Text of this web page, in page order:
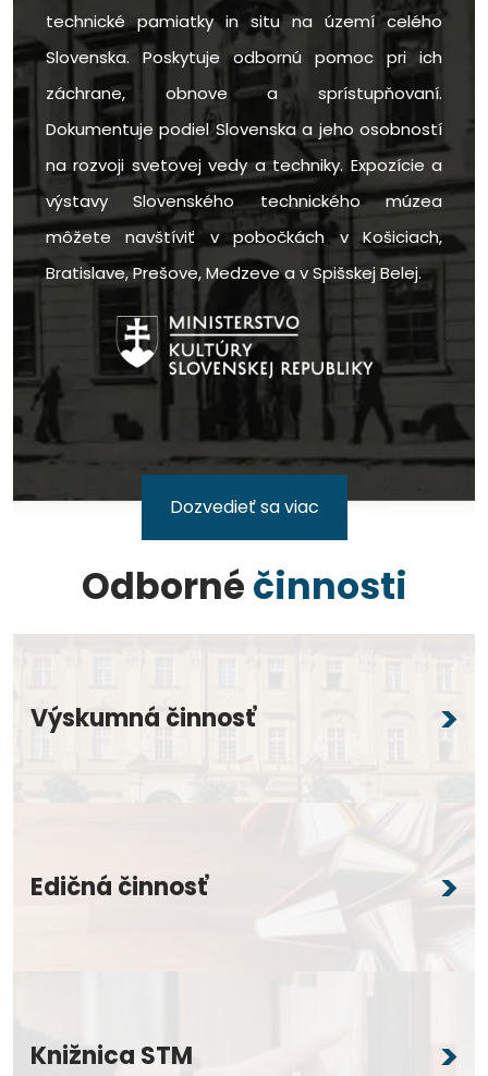
technické pamiatky in situ na území celého
Slovenska. Poskytuje odbornú pomoc pri ich
záchrane, obnove a sprístupňovaní.
Dokumentuje podiel Slovenska a jeho osobností
na rozvoji svetovej vedy a techniky. Expozície a
výstavy Slovenského technického múzea
môžete navštíviť v pobočkách v Košiciach,
Bratislave, Prešove, Medzeve a v Spišskej Belej.
Dozvedieť sa viac
Odbornéčinnosti
Výskumná činnosť
Edičná činnosť
Knižnica STM